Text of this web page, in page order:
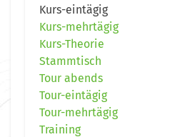
Kurs-eintägig
Kurs-mehrtägig
Kurs-Theorie
Stammtisch
Tour abends
Tour-eintägig
Tour-mehrtägig
Training